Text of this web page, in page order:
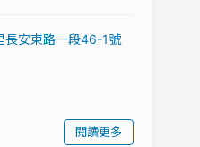
長安東路一段46-1號
閱讀更多